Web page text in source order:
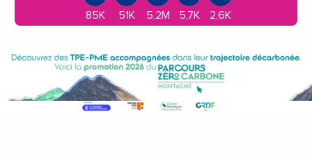
85K 51K 5,2M 5,7K 2,6K